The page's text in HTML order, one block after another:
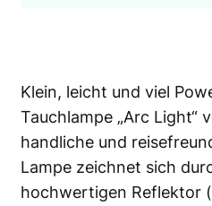
Klein, leicht und viel
Tauchlampe „Arc Light“
handliche und
Lampe zeichnet sich
hochwertigen Reflektor